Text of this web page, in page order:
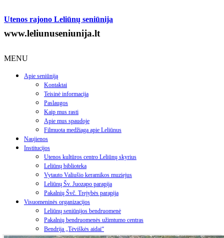
Utenos rajono Leliūnų seniūnija
www.leliunuseniunija.lt
MENU
Apie seniūniją
Kontaktai
Teisinė informacija
Paslaugos
Kaip mus rasti
Apie mus spaudoje
Filmuota medžiaga apie Leliūnus
Naujienos
Institucijos
Utenos kultūros centro Leliūnų skyrius
Leliūnų biblioteka
Vytauto Valiušio keramikos muziejus
Leliūnų Šv. Juozapo parapija
Pakalnių Švč. Trejybės parapija
Visuomeninės organizacijos
Leliūnų seniūnijos bendruomenė
Pakalnių bendruomenės užimtumo centras
Bendrija „Tėviškės aidai“